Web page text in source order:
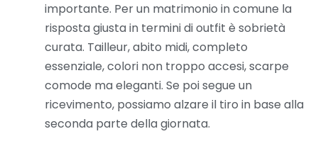
importante. Per un matrimonio in comune la
risposta giusta in termini di outfit è sobrietà
curata. Tailleur, abito midi, completo
essenziale, colori non troppo accesi, scarpe
comode ma eleganti. Se poi segue un
ricevimento, possiamo alzare il tiro in base alla
seconda parte della giornata.